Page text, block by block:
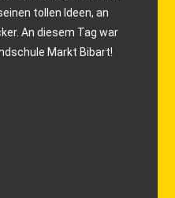
tollen Ideen, an
An diesem Tag war
Markt Bibart!